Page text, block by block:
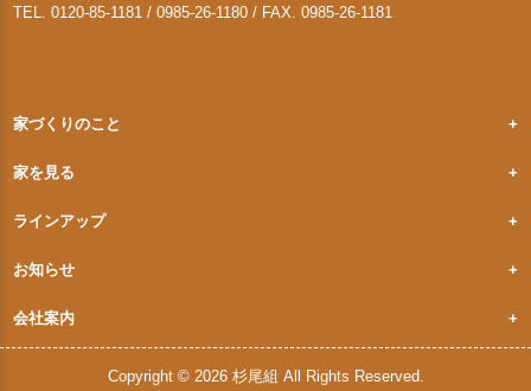
TEL. 0120-85-1181 / 0985-26-1180 / FAX. 0985-26-1181
家づくりのこと
家を見る
ラインアップ
お知らせ
会社案内
Copyright © 2026 杉尾組 All Rights Reserved.